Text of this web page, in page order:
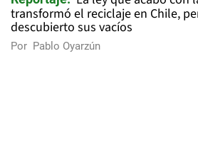
transformó el reciclaje en Chile,
descubierto sus vacíos
Por Pablo Oyarzún